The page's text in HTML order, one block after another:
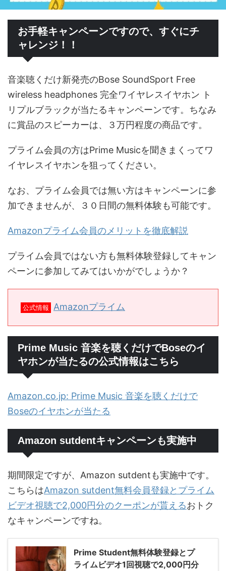
お手軽キャンペーンですので、すぐにチ
ャレンジ！！
音楽聴くだけ新発売のBose SoundSport Free
wireless headphones 完全ワイヤレスイヤホン ト
リプルブラックが当たるキャンペーンです。ちなみ
に賞品のスピーカーは、３万円程度の商品です。
プライム会員の方はPrime Musicを聞きまくってワ
イヤレスイヤホンを狙ってください。
なお、プライム会員では無い方はキャンペーンに参
加できませんが、３０日間の無料体験も可能です。
Amazonプライム会員のメリットを徹底解説
プライム会員ではない方も無料体験登録してキャン
ペーンに参加してみてはいかがでしょうか？
公式情報 Amazonプライム
Prime Music 音楽を聴くだけでBoseのイ
ヤホンが当たるの公式情報はこちら
Amazon.co.jp: Prime Music 音楽を聴くだけで
Boseのイヤホンが当たる
Amazon sutdentキャンペーンも実施中
期間限定ですが、Amazon sutdentも実施中です。
こちらはAmazon sutdent無料会員登録とプライム
ビデオ視聴で2,000円分のクーポンが貰えるおトク
なキャンペーンですね。
Prime Student無料体験登録とプ
ライムビデオ1回視聴で2,000円分